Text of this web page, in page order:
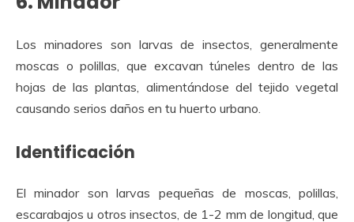
Los minadores son larvas de insectos, generalmente
moscas o polillas, que excavan túneles dentro de las
hojas de las plantas, alimentándose del tejido vegetal
causando serios daños en tu huerto urbano.
Identificación
El minador son larvas pequeñas de moscas, polillas,
escarabajos u otros insectos, de 1-2 mm de longitud, que